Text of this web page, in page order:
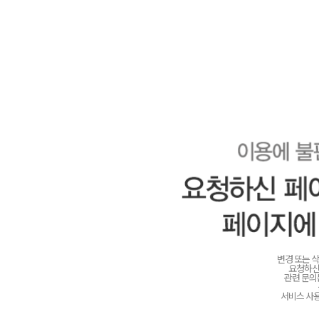
변경 또는
요청하
관련 문
서비스 사